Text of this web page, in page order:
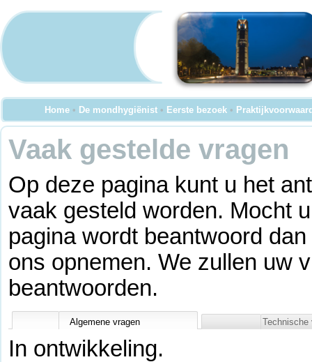
Home • De mondhygiënist • Eerste bezoek •
Vaak gestelde vragen
Op deze pagina kunt u het
vaak gesteld worden. Mocht
pagina wordt beantwoord
ons opnemen. We zullen uw
beantwoorden.
Algemene vragen Technische
In ontwikkeling.